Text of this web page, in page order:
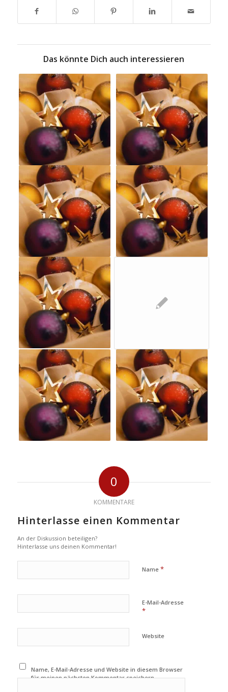
Das könnte Dich auch interessieren
0
KOMMENTARE
Hinterlasse einen Kommentar
An der Diskussion beteiligen?
Hinterlasse uns deinen Kommentar!
Name *
E-Mail-Adresse
*
Website
Name, E-Mail-Adresse und Website in diesem Browser
für meinen nächsten Kommentar speichern.